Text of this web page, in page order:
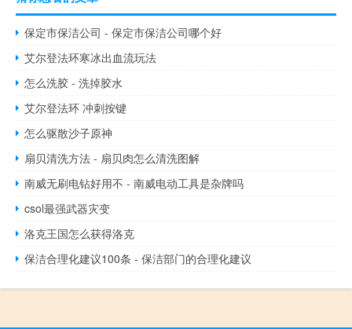
保定市保洁公司 - 保定市保洁公司哪个好
艾尔登法环寒冰出血流玩法
怎么洗胶 - 洗掉胶水
艾尔登法环 冲刺按键
怎么驱散沙子原神
扇贝清洗方法 - 扇贝肉怎么清洗图解
南威无刷电钻好用不 - 南威电动工具是杂牌吗
csol最强武器灾变
洛克王国怎么获得洛克
保洁合理化建议100条 - 保洁部门的合理化建议